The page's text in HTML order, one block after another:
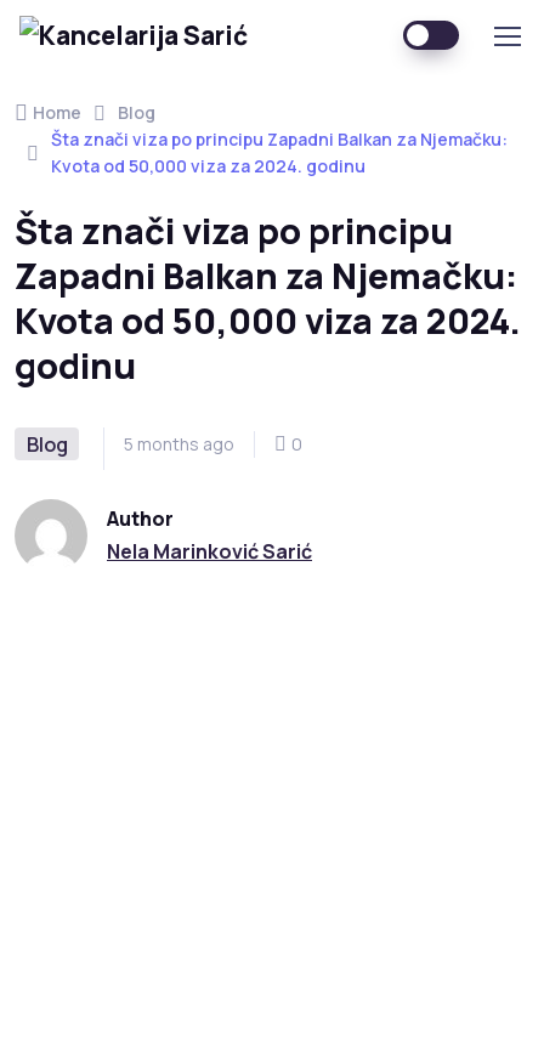
Home
Blog
Šta znači viza po principu Zapadni Balkan za Njemačku:
Kvota od 50,000 viza za 2024. godinu
Šta znači viza po principu
Zapadni Balkan za Njemačku:
Kvota od 50,000 viza za 2024.
godinu
Blog 5 months ago 0
Author
Nela Marinković Sarić